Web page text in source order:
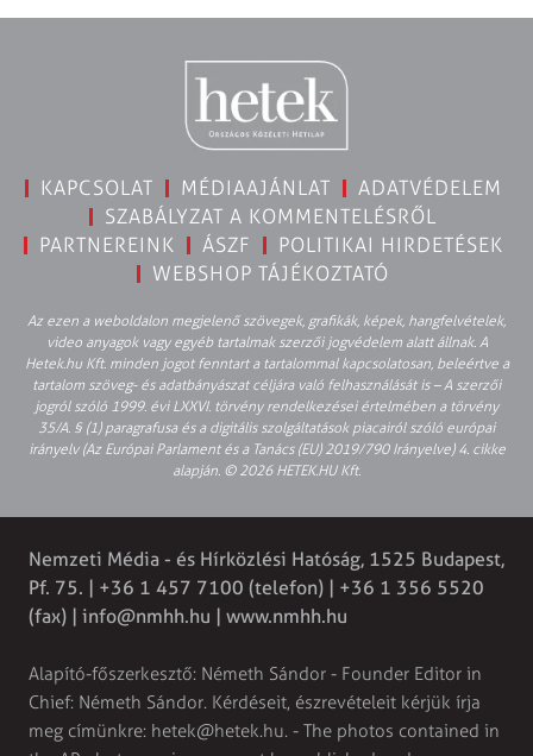
KAPCSOLAT MÉDIAAJÁNLAT
ADATVÉDELEM
SZABÁLYZAT A KOMMENTELÉSRŐL
PARTNEREINK
ÁSZF
POLITIKAI HIRDETÉSEK
WEBSHOP TÁJÉKOZTATÓ
Az ezen a weboldalon megjelenő szövegek, grafikák, képek, hangfelvételek,
video anyagok vagy egyéb tartalmak szerzői jogvédelem alatt állnak. A
Hetek.hu Kft. minden jogot fenntart a tartalommal kapcsolatosan, beleértve a
tartalom szöveg- és adatbányászat céljára való felhasználását is – A szerzői
jogról szóló 1999. évi LXXVI. törvény rendelkezései értelmében a törvény
35/A. § (1) paragrafusa és a digitális szolgáltatások piacairól szóló európai
irányelv (Az Európai Parlament és a Tanács (EU) 2019/790 Irányelve) 4. cikke
alapján. © 2026 HETEK.HU Kft.
Nemzeti Média - és Hírközlési Hatóság, 1525 Budapest,
Pf. 75. | +36 1 457 7100 (telefon) | +36 1 356 5520
(fax) | info@nmhh.hu | www.nmhh.hu
Alapító-főszerkesztő: Németh Sándor - Founder Editor in
Chief: Németh Sándor. Kérdéseit, észrevételeit kérjük írja
meg címünkre: hetek@hetek.hu. - The photos contained in